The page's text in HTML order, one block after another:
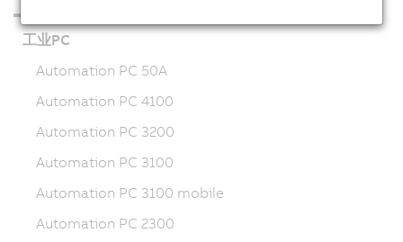
工业PC
Automation PC 50A
Automation PC 4100
Automation PC 3200
Automation PC 3100
Automation PC 3100 mobile
Automation PC 2300